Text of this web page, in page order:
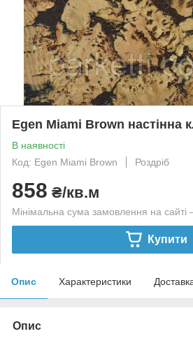
Egen Miami Brown настінна
В наявності
Код: Egen Miami Brown
Роздріб
858 ₴/кв.м
Мінімальна сума замовлення на
Купити
Опис Характеристики
Опис